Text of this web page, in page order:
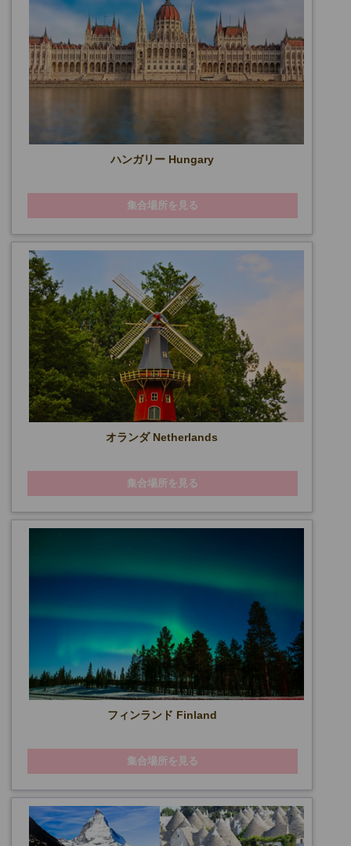
ハンガリー Hungary
集合場所を見る
オランダ Netherlands
集合場所を見る
フィンランド Finland
集合場所を見る